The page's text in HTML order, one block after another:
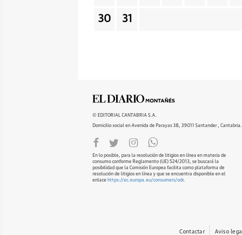
30 31
© EDITORIAL CANTABRIA S.A.
Domicilio social en Avenida de Parayas 38, 39011 Santander , Cantabria.
En lo posible, para la resolución de litigios en línea en materia de
consumo conforme Reglamento (UE) 524/2013, se buscará la
posibilidad que la Comisión Europea facilita como plataforma de
resolución de litigios en línea y que se encuentra disponible en el
enlace https://ec.europa.eu/consumers/odr.
Contactar Aviso legal